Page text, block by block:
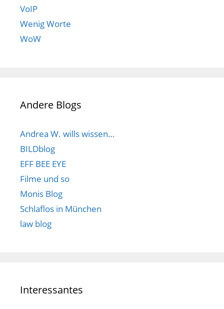
VoIP
Wenig Worte
WoW
Andere Blogs
Andrea W. wills wissen…
BILDblog
EFF BEE EYE
Filme und so
Monis Blog
Schlaflos in München
law blog
Interessantes